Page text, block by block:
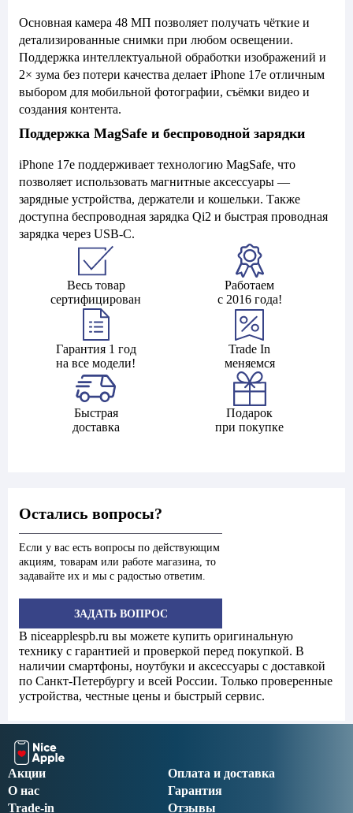
Основная камера 48 МП позволяет получать чёткие и
детализированные снимки при любом освещении.
Поддержка интеллектуальной обработки изображений и
2× зума без потери качества делает iPhone 17e отличным
выбором для мобильной фотографии, съёмки видео и
создания контента.
Поддержка MagSafe и беспроводной зарядки
iPhone 17e поддерживает технологию MagSafe, что
позволяет использовать магнитные аксессуары —
зарядные устройства, держатели и кошельки. Также
доступна беспроводная зарядка Qi2 и быстрая проводная
зарядка через USB-C.
Весь товар
сертифицирован
Работаем
с 2016 года!
Гарантия 1 год
на все модели!
Trade In
меняемся
Быстрая
доставка
Подарок
при покупке
Остались вопросы?
Если у вас есть вопросы по действующим
акциям, товарам или работе магазина, то
задавайте их и мы с радостью ответим.
ЗАДАТЬ ВОПРОС
В niceapplespb.ru вы можете купить оригинальную
технику с гарантией и проверкой перед покупкой. В
наличии смартфоны, ноутбуки и аксессуары с доставкой
по Санкт-Петербургу и всей России. Только проверенные
устройства, честные цены и быстрый сервис.
Акции
О нас
Оплата и доставка
Trade-in
Гарантия
Отзывы